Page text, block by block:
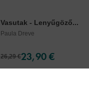
Vasutak - Lenyűgöző...
Paula Dreve
26,29 €23,90 €